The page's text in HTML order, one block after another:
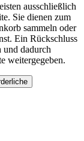
ausschließlich
Sie dienen zum
sammeln oder
Ein Rückschluss
dadurch
weitergegeben.